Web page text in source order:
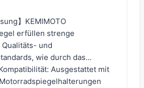
】KEMIMOTO
erfüllen strenge
und
wie durch das...
Ausgestattet mit